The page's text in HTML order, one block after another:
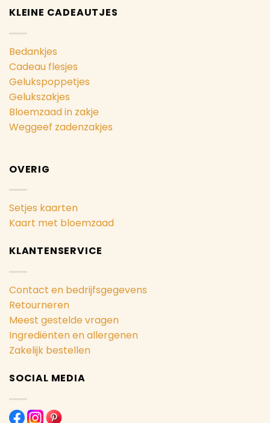
KLEINE CADEAUTJES
Bedankjes
Cadeau flesjes
Gelukspoppetjes
Gelukszakjes
Bloemzaad in zakje
Weggeef zadenzakjes
OVERIG
Setjes kaarten
Kaart met bloemzaad
KLANTENSERVICE
Contact en bedrijfsgegevens
Retourneren
Meest gestelde vragen
Ingrediënten en allergenen
Zakelijk bestellen
SOCIAL MEDIA